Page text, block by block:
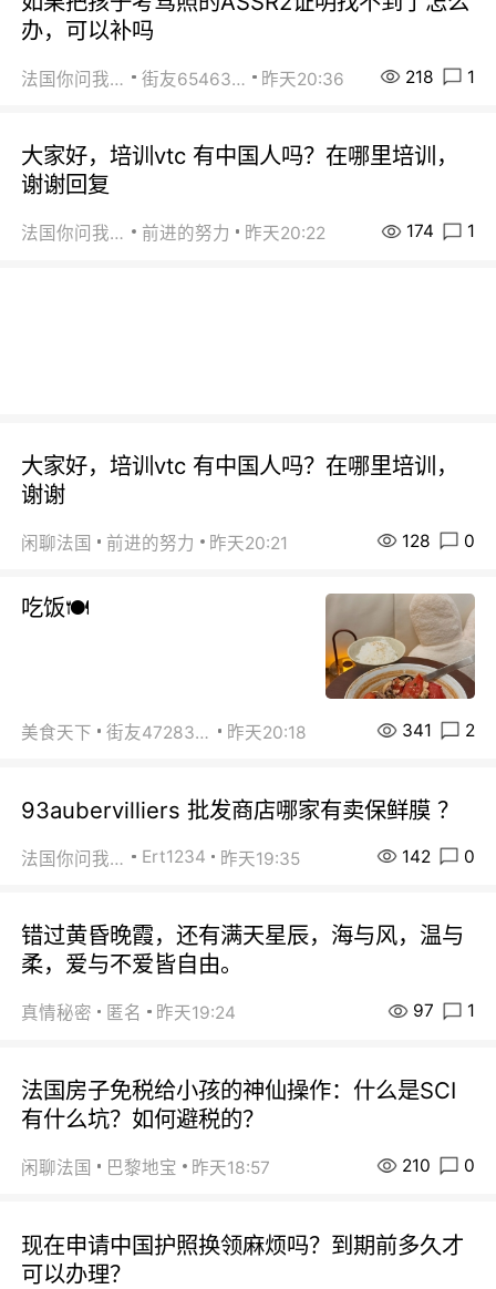
办，可以补吗
法国你问我答 街友65463281 昨天20:36 218 1
大家好，培训vtc 有中国人吗？在哪里培训，
谢谢回复
法国你问我答 前进的努力 昨天20:22 174 1
大家好，培训vtc 有中国人吗？在哪里培训，
谢谢
闲聊法国 前进的努力 昨天20:21 128 0
吃饭🍽️
美食天下 街友472838572 昨天20:18 341 2
93aubervilliers 批发商店哪家有卖保鲜膜 ？
法国你问我答 Ert1234 昨天19:35 142 0
错过黄昏晚霞，还有满天星辰，海与风，温与
柔，爱与不爱皆自由。
真情秘密 匿名 昨天19:24 97 1
法国房子免税给小孩的神仙操作：什么是SCI
有什么坑？如何避税的？
闲聊法国 巴黎地宝 昨天18:57 210 0
现在申请中国护照换领麻烦吗？到期前多久才
可以办理？